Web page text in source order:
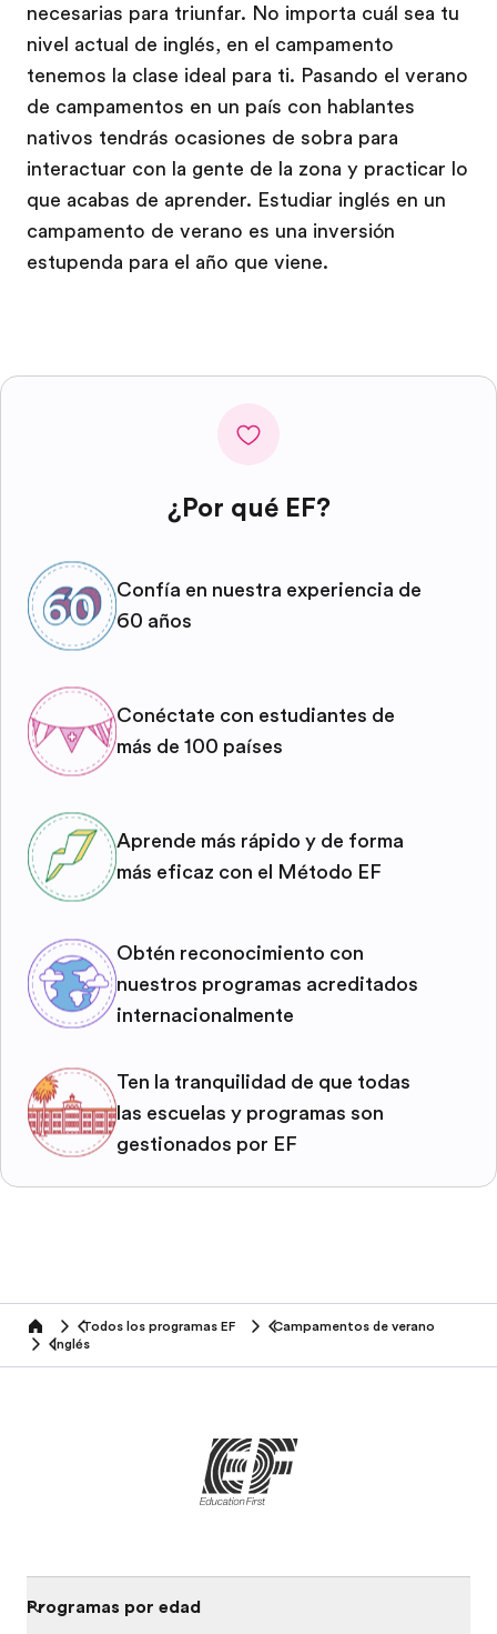
necesarias para triunfar. No importa cuál sea tu
nivel actual de inglés, en el campamento
tenemos la clase ideal para ti. Pasando el verano
de campamentos en un país con hablantes
nativos tendrás ocasiones de sobra para
interactuar con la gente de la zona y practicar lo
que acabas de aprender. Estudiar inglés en un
campamento de verano es una inversión
estupenda para el año que viene.
¿Por qué EF?
Confía en nuestra experiencia de
60 años
Conéctate con estudiantes de
más de 100 países
Aprende más rápido y de forma
más eficaz con el Método EF
Obtén reconocimiento con
nuestros programas acreditados
internacionalmente
Ten la tranquilidad de que todas
las escuelas y programas son
gestionados por EF
home Todos los programas EF
Campamentos de verano
Inglés
Programas por edad